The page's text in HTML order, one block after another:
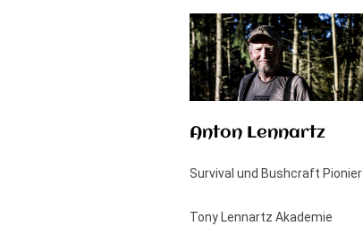
Anton Lennartz
Survival und Bushcraft Pionier
Tony Lennartz Akademie